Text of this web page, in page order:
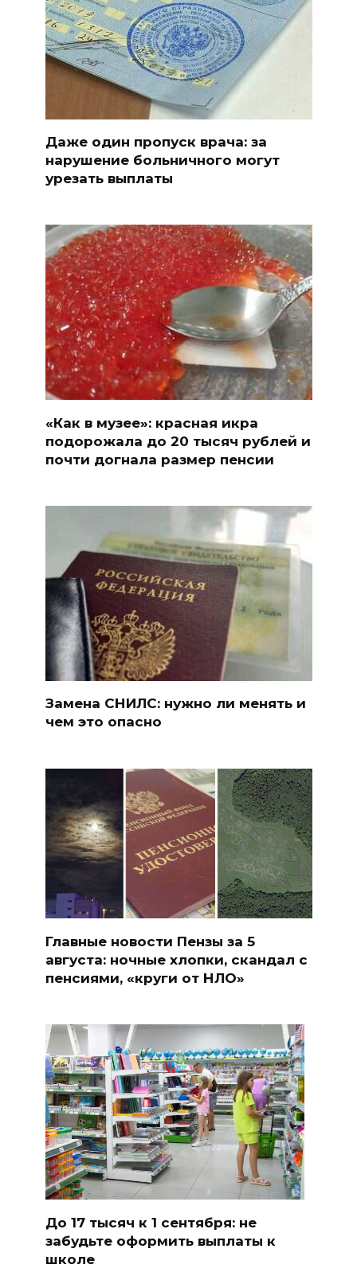
Даже один пропуск врача: за
нарушение больничного могут
урезать выплаты
«Как в музее»: красная икра
подорожала до 20 тысяч рублей и
почти догнала размер пенсии
Замена СНИЛС: нужно ли менять и
чем это опасно
Главные новости Пензы за 5
августа: ночные хлопки, скандал с
пенсиями, «круги от НЛО»
До 17 тысяч к 1 сентября: не
забудьте оформить выплаты к
школе